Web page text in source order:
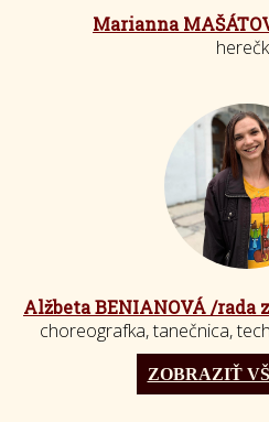
Marianna
Alžbeta BENIANOVÁ /
choreografka, tanečnica,
ZOBRAZIŤ